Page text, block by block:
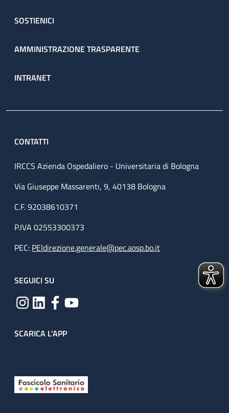
SOSTIENICI
AMMINISTRAZIONE TRASPARENTE
INTRANET
CONTATTI
IRCCS Azienda Ospedaliero - Universitaria di Bologna
Via Giuseppe Massarenti, 9, 40138 Bologna
C.F. 92038610371
P.IVA 02553300373
PEC: PEIdirezione.generale@pec.aosp.bo.it
SEGUICI SU
SCARICA L'APP